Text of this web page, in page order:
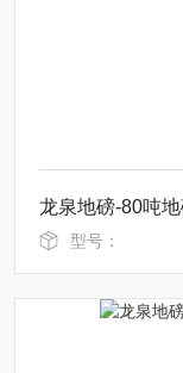
龙泉地磅-80吨地
型号：